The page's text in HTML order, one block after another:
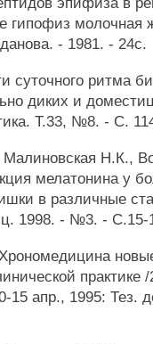
гипофиз молочная
- 1981. - 24с.
суточного ритма
диких и
Т.33, №8. - С.
Н.К.,
мелатонина у
в различные
1998. - №3. - С.15-
практике
15 апр., 1995: Тез.